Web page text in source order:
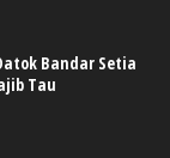
Bandar Setia
Tau